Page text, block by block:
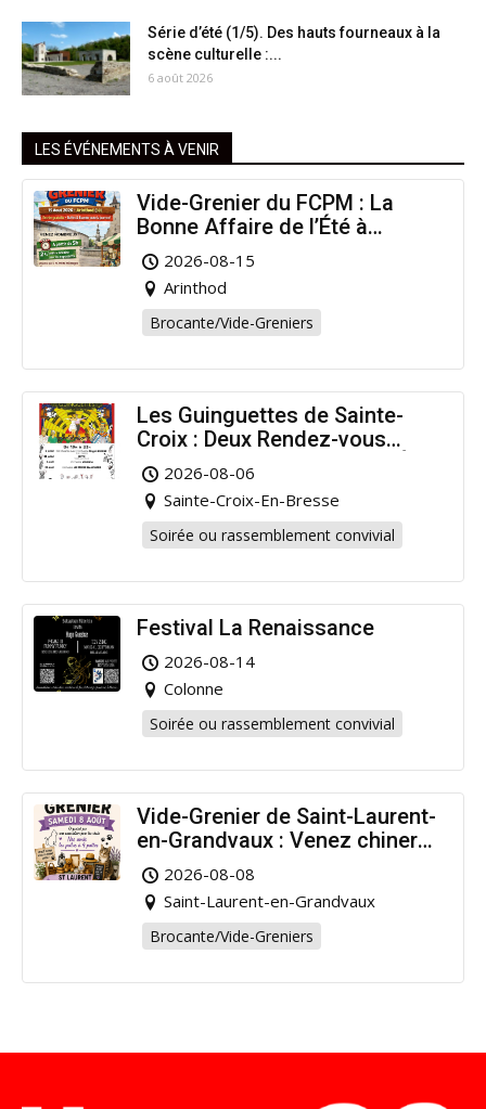
Série d’été (1/5). Des hauts fourneaux à la
scène culturelle :...
6 août 2026
LES ÉVÉNEMENTS À VENIR
Vide-Grenier du FCPM : La
Bonne Affaire de l’Été à
Arinthod !
2026-08-15
Arinthod
Brocante/Vide-Greniers
Les Guinguettes de Sainte-
Croix : Deux Rendez-vous
Dansants pour Prolonger l’Été
!
2026-08-06
Sainte-Croix-En-Bresse
Soirée ou rassemblement convivial
Festival La Renaissance
2026-08-14
Colonne
Soirée ou rassemblement convivial
Vide-Grenier de Saint-Laurent-
en-Grandvaux : Venez chiner
pour la bonne cause !
2026-08-08
Saint-Laurent-en-Grandvaux
Brocante/Vide-Greniers